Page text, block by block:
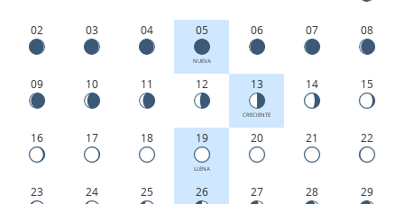
02 03 04 05
NUEVA
06 07 08
09 10 11 12 13
CRECIENTE
14 15
16 17 18 19
LLENA
20 21 22
23 24 25 26 27 28 29